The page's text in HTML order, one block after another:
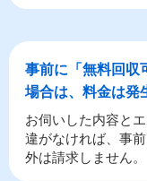
事前に「無料回収
場合は、料金は発
お伺いした内容と
違がなければ、事
外は請求しません。